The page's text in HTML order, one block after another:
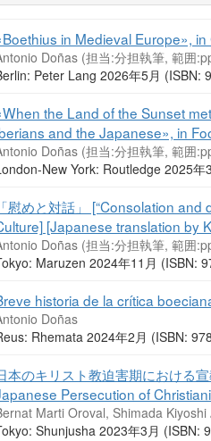
in Medieval Europe»,
Doñas (担当:分担執筆, 範囲
Peter Lang 2026年5月 (ISBN:
the Land of the Sunset
and the Japanese», in
Doñas (担当:分担執筆, 範囲
New York: Routledge 2025
慰めと対話」 [“Consolation
[Japanese translation by
Doñas (担当:分担執筆, 範囲
Maruzen 2024年11月 (ISBN:
historia de la crítica
Doñas
Rhemata 2024年2月 (ISBN:
本のキリスト教迫害期における
Persecution of
Marti Oroval, Shimada
Shunjusha 2023年3月 (ISBN: